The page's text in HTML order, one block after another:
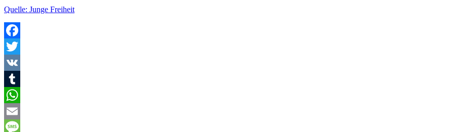
Quelle: Junge Freiheit
Facebook
Twitter
VK
Tumblr
WhatsApp
Email